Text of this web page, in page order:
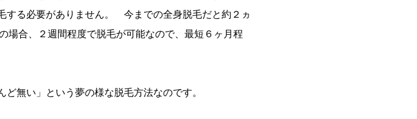
する必要がありません。 今までの全身脱毛だと約２ヵ
場合、２週間程度で脱毛が可能なので、最短６ヶ月程
無い」という夢の様な脱毛方法なのです。